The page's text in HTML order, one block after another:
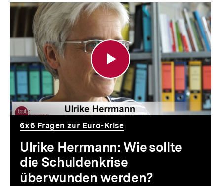
Ulrike
Herrmann:
Wie
sollte
die
Schuldenkrise
überwunden
werden?
6x6 Fragen zur Euro-Krise
Ulrike Herrmann: Wie sollte
die Schuldenkrise
überwunden werden?